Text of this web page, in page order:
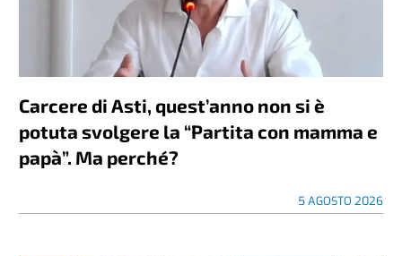
Carcere di Asti, quest’anno non si è
potuta svolgere la “Partita con mamma e
papà”. Ma perché?
5 AGOSTO 2026